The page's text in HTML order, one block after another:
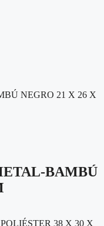
BAMBÚ